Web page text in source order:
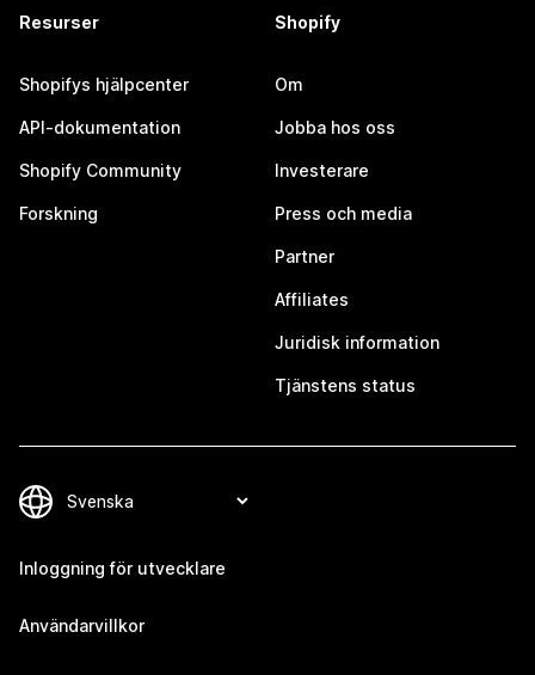
Resurser
Shopifys hjälpcenter
API-dokumentation
Shopify Community
Forskning
Shopify
Om
Jobba hos oss
Investerare
Press och media
Partner
Affiliates
Juridisk information
Tjänstens status
Inloggning för utvecklare
Användarvillkor